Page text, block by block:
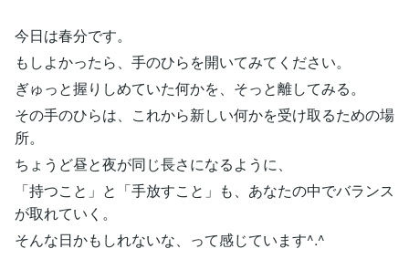
今日は春分です。
もしよかったら、手のひらを開いてみてください。
ぎゅっと握りしめていた何かを、そっと離してみる。
その手のひらは、これから新しい何かを受け取るための場
所。
ちょうど昼と夜が同じ長さになるように、
「持つこと」と「手放すこと」も、あなたの中でバランス
が取れていく。
そんな日かもしれないな、って感じています^.^